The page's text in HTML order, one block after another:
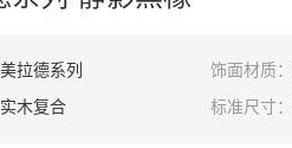
美拉德系列 饰面材质：
实木复合 标准尺寸：